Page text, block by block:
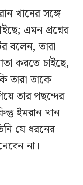
খানের সঙ্গে
এমন প্রশ্নের
বলেন, তারা
করতে চাইছে,
তারা তাকে
তার পছন্দের
ইমরান খান
যে ধরনের
না।